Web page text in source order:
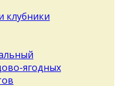
клубники
ягодных